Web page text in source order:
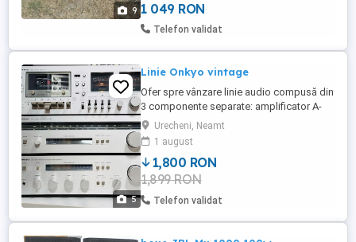
9 1 049 RON
Telefon validat
5
Linie Onkyo vintage
Ofer spre vânzare linie audio compusă din
3 componente separate: amplificator A-
7040, tuner T-4040 și deck TA-630D. Toate
sunt în stare impecabilă, atât estetic cât și
funcțional fără defecte. Sunetul este exact
cum te aștepți de la Onkyo: clar, cald și
puternic. Este un setup perfect pentru cei
...
Urecheni, Neamt
1 august
1,800 RON
1,899 RON
Telefon validat